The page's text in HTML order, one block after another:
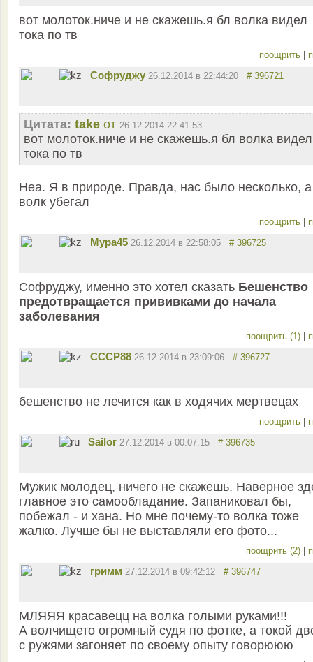
вот молоток.ниче и не скажешь.я бл волка видел
тока по тв
поощрить
Софруджу 26.12.2014 в 22:44:20 # 396721
Цитата: take от 26.12.2014 22:41:53
вот молоток.ниче и не скажешь.я бл волка видел
тока по тв
Неа. Я в природе. Правда, нас было несколько, а
волк убегал
поощрить
Мура45 26.12.2014 в 22:58:05 # 396725
Софруджу, именно это хотел сказать Бешенство
предотвращается прививками до начала
заболевания
поощрить (1)
СССР88 26.12.2014 в 23:09:06 # 396727
бешенство не лечится как в ходячих мертвецах
поощрить
Sailor 27.12.2014 в 00:07:15 # 396735
Мужик молодец, ничего не скажешь. Наверное
главное это самообладание. Запаниковал бы,
побежал - и хана. Но мне почему-то волка тоже
жалко. Лучше бы не выставляли его фото...
поощрить (2)
гримм 27.12.2014 в 09:42:12 # 396747
МЛЯЯЯ красавецц на волка голыми руками!!!
А волчището огромный судя по фотке, а токой
с ружями загоняет по своему опыту говорююю